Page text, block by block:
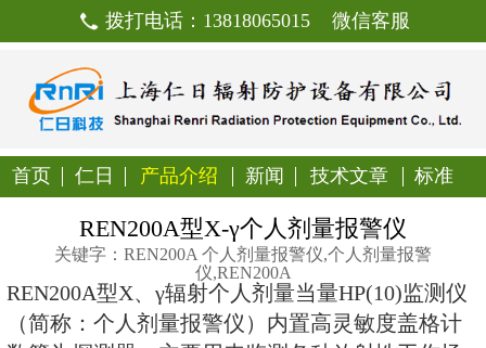
拨打电话：13818065015
首页 仁日 产品介绍 新闻
REN200A型X-γ个人剂